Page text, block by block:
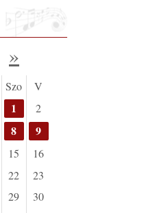
»
Szo V
1
2
8 9
15
16
22
23
29
30